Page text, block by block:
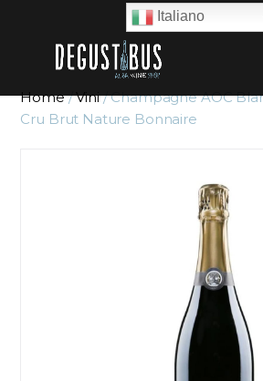
Home/Vini/ Champagne AOC
Cru Brut Nature Bonnaire
Italiano